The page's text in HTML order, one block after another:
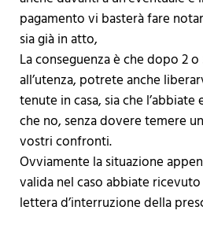
pagamento vi basterà fare
sia già in atto,
La conseguenza è che dopo 2 o
all’utenza, potrete anche
tenute in casa, sia che
che no, senza dovere temere
vostri confronti.
Ovviamente la situazione
valida nel caso abbiate
lettera d’interruzione della